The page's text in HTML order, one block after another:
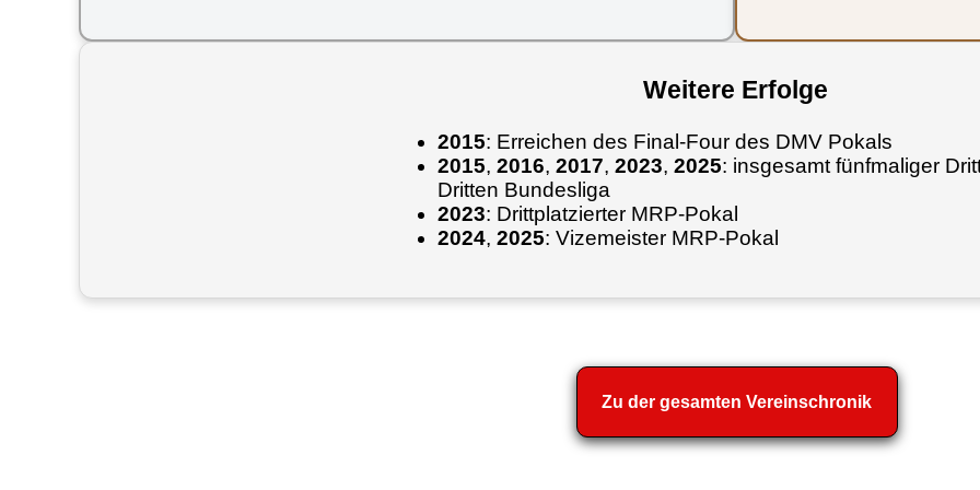
Weitere Erfolge
2015: Erreichen des Final-Four des DMV Pokals
2015, 2016, 2017, 2023, 2025: insgesamt fünfmaliger
Dritten Bundesliga
2023: Drittplatzierter MRP-Pokal
2024, 2025: Vizemeister MRP-Pokal
Zu der gesamten Vereinschronik